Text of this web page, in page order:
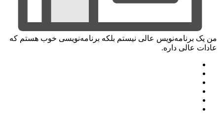
من یک برنامه‌نویس عالی نیستم بلکه برنامه‌نویسی خوب هستم که
عادات عالی داره.